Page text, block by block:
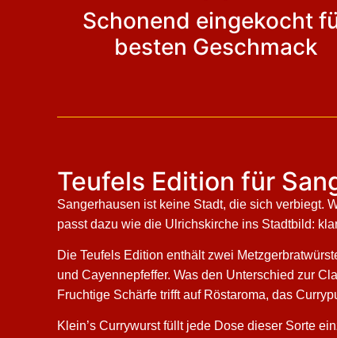
Schonend eingekocht
besten Geschmack
Teufels Edition für
Sangerhausen ist keine Stadt, die sich verbiegt.
passt dazu wie die Ulrichskirche ins Stadtbild:
Die Teufels Edition enthält zwei
und Cayennepfeffer. Was den Unterschied zur
Fruchtige Schärfe trifft auf Röstaroma, das
Klein’s Currywurst füllt jede Dose dieser Sorte